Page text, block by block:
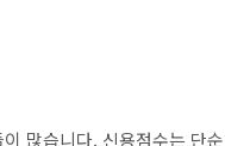
많습니다. 신용점수는 단